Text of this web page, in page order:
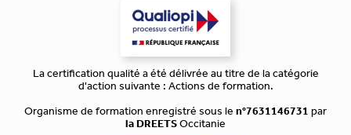
La certification qualité a été délivrée au titre de la catégorie
d'action suivante : Actions de formation.
Organisme de formation enregistré sous len°7631146731par
la DREETSOccitanie